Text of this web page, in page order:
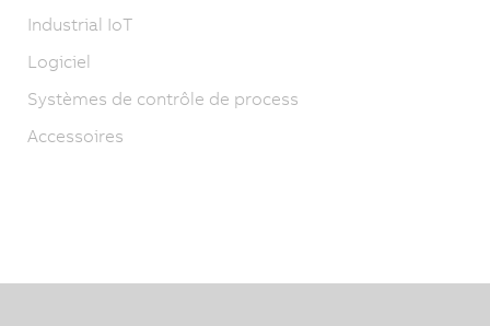
Industrial IoT
Logiciel
Systèmes de contrôle de process
Accessoires